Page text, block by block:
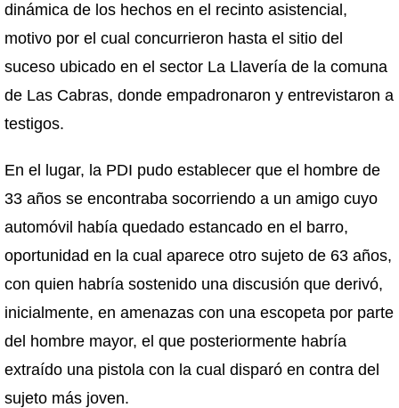
dinámica de los hechos en el recinto asistencial,
motivo por el cual concurrieron hasta el sitio del
suceso ubicado en el sector La Llavería de la comuna
de Las Cabras, donde empadronaron y entrevistaron a
testigos.
En el lugar, la PDI pudo establecer que el hombre de
33 años se encontraba socorriendo a un amigo cuyo
automóvil había quedado estancado en el barro,
oportunidad en la cual aparece otro sujeto de 63 años,
con quien habría sostenido una discusión que derivó,
inicialmente, en amenazas con una escopeta por parte
del hombre mayor, el que posteriormente habría
extraído una pistola con la cual disparó en contra del
sujeto más joven.